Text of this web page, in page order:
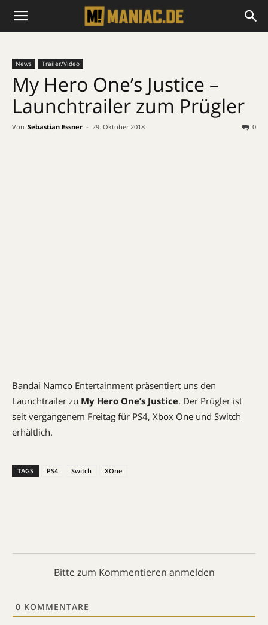
News Trailer/Video
My Hero One’s Justice –
Launchtrailer zum Prügler
Von Sebastian Essner - 29. Oktober 2018 0
Bandai Namco Entertainment präsentiert uns den
Launchtrailer zu My Hero One’s Justice. Der Prügler ist
seit vergangenem Freitag für PS4, Xbox One und Switch
erhältlich.
TAGS PS4 Switch XOne
Bitte zum Kommentieren anmelden
0 KOMMENTARE